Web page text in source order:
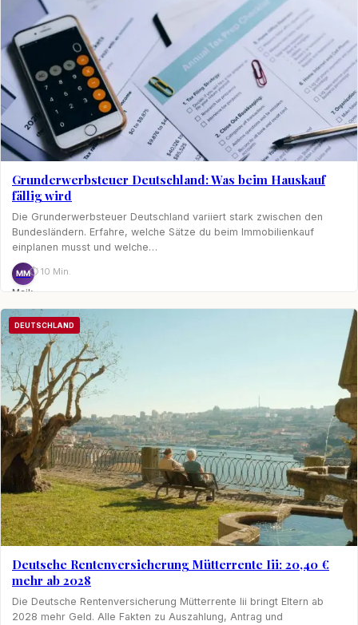
Grunderwerbsteuer Deutschland: Was beim Hauskauf
fällig wird
Die Grunderwerbsteuer Deutschland variiert stark zwischen den
Bundesländern. Erfahre, welche Sätze du beim Immobilienkauf
einplanen musst und welche…
MM
Maik
⏱ 10 Min.
DEUTSCHLAND
Deutsche Rentenversicherung Mütterrente Iii: 20,40 €
mehr ab 2028
Die Deutsche Rentenversicherung Mütterrente Iii bringt Eltern ab
2028 mehr Geld. Alle Fakten zu Auszahlung, Antrag und